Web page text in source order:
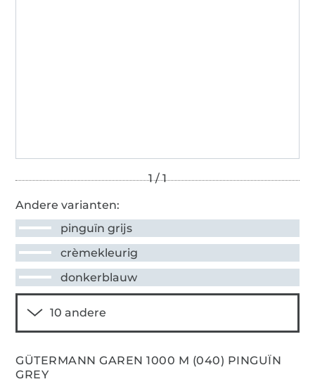
Andere varianten:
pinguïn grijs
crèmekleurig
donkerblauw
GÜTERMANN GAREN 1000 M (040) PINGUÏN
GREY